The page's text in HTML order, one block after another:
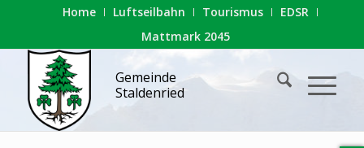
Home Luftseilbahn Tourismus
EDSR
Mattmark 2045
Gemeinde
Staldenried